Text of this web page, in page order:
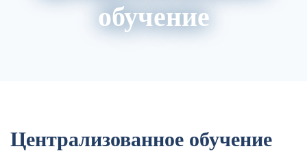
обучение
Централизованное обучение